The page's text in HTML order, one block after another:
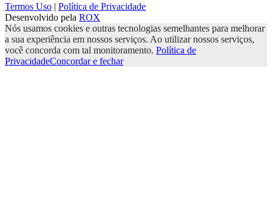
Termos Uso | Política de Privacidade
Desenvolvido pela ROX
Nós usamos cookies e outras tecnologias semelhantes para melhorar
a sua experiência em nossos serviços. Ao utilizar nossos serviços,
você concorda com tal monitoramento. Política de
PrivacidadeConcordar e fechar